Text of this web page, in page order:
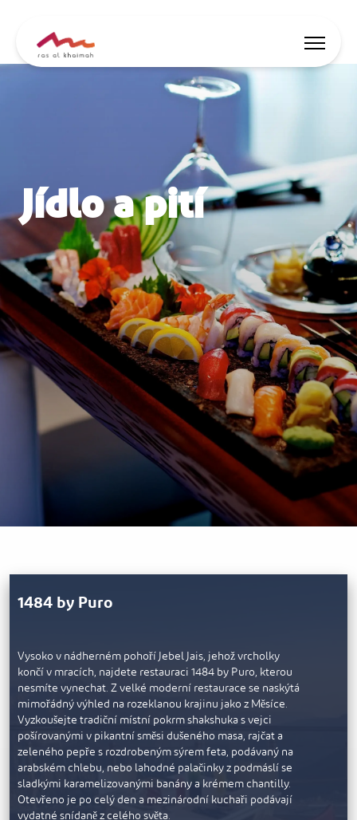
Naplánujte si výlet
🇨🇿 CS Události
Jídlo a pití
1484 by Puro
Vysoko v nádherném pohoří Jebel Jais, jehož vrcholky
končí v mracích, najdete restauraci 1484 by Puro, kterou
nesmíte vynechat. Z velké moderní restaurace se naskýtá
mimořádný výhled na rozeklanou krajinu jako z Měsíce.
Vyzkoušejte tradiční místní pokrm shakshuka s vejci
pošírovanými v pikantní směsi dušeného masa, rajčat a
zeleného pepře s rozdrobeným sýrem feta, podávaný na
arabském chlebu, nebo lahodné palačinky z podmáslí se
sladkými karamelizovanými banány a krémem chantilly.
Otevřeno je po celý den a mezinárodní kuchaři podávají